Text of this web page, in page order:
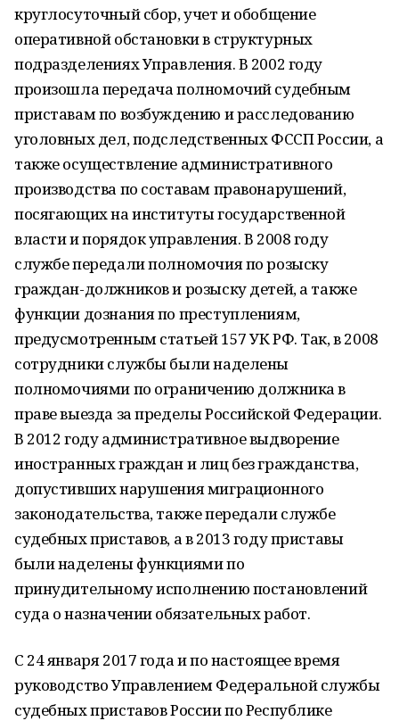
круглосуточный сбор, учет и обобщение
оперативной обстановки в структурных
подразделениях Управления. В 2002 году
произошла передача полномочий судебным
приставам по возбуждению и расследованию
уголовных дел, подследственных ФССП России, а
также осуществление административного
производства по составам правонарушений,
посягающих на институты государственной
власти и порядок управления. В 2008 году
службе передали полномочия по розыску
граждан-должников и розыску детей, а также
функции дознания по преступлениям,
предусмотренным статьей 157 УК РФ. Так, в 2008
сотрудники службы были наделены
полномочиями по ограничению должника в
праве выезда за пределы Российской Федерации.
В 2012 году административное выдворение
иностранных граждан и лиц без гражданства,
допустивших нарушения миграционного
законодательства, также передали службе
судебных приставов, а в 2013 году приставы
были наделены функциями по
принудительному исполнению постановлений
суда о назначении обязательных работ.
С 24 января 2017 года и по настоящее время
руководство Управлением Федеральной службы
судебных приставов России по Республике